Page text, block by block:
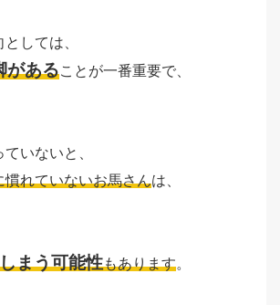
しては、
があることが一番重要で、
ていないと、
慣れていないお馬さんは、
まう可能性もあります。